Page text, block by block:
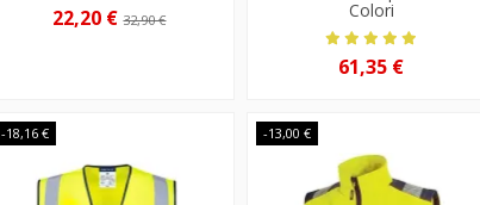
22,20 €32,90 €
Colori
61,35 €
-18,16 € -13,00 €